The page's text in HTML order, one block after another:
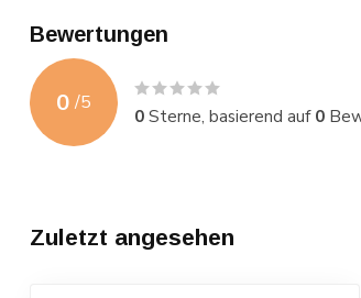
Bewertungen
0 /5
0Sterne, basierend auf0
Zuletzt angesehen